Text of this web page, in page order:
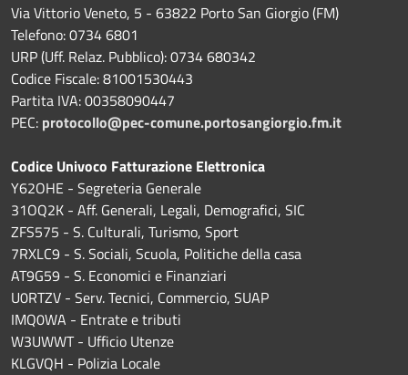
Via Vittorio Veneto, 5 - 63822 Porto San Giorgio (FM)
Telefono: 0734 6801
URP (Uff. Relaz. Pubblico): 0734 680342
Codice Fiscale: 81001530443
Partita IVA: 00358090447
PEC: protocollo@pec-comune.portosangiorgio.fm.it
Codice Univoco Fatturazione Elettronica
Y62OHE - Segreteria Generale
31OQ2K - Aff. Generali, Legali, Demografici, SIC
ZFS575 - S. Culturali, Turismo, Sport
7RXLC9 - S. Sociali, Scuola, Politiche della casa
AT9G59 - S. Economici e Finanziari
U0RTZV - Serv. Tecnici, Commercio, SUAP
IMQ0WA - Entrate e tributi
W3UWWT - Ufficio Utenze
KLGVQH - Polizia Locale